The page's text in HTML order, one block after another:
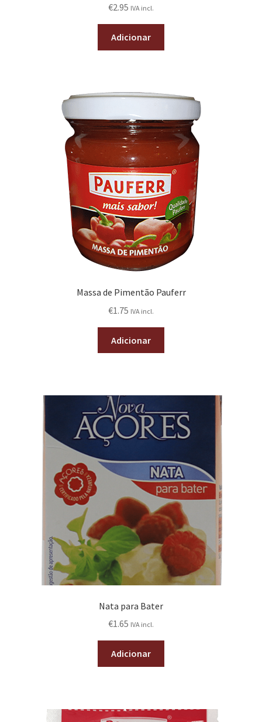
€2.95 IVA incl.
Adicionar
Massa de Pimentão Pauferr
€1.75 IVA incl.
Adicionar
Nata para Bater
€1.65 IVA incl.
Adicionar